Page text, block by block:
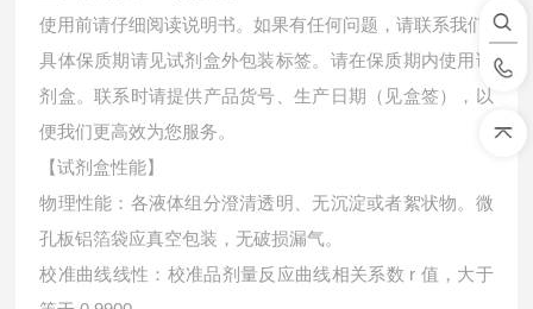
使用前请仔细阅读说明书。如果有任何问题，请联系我们
具体保质期请见试剂盒外包装标签。请在保质期内使用试
剂盒。联系时请提供产品货号、生产日期（见盒签），以
便我们更高效为您服务。
【试剂盒性能】
物理性能：各液体组分澄清透明、无沉淀或者絮状物。微
孔板铝箔袋应真空包装，无破损漏气。
校准曲线线性：校准品剂量反应曲线相关系数 r 值，大于